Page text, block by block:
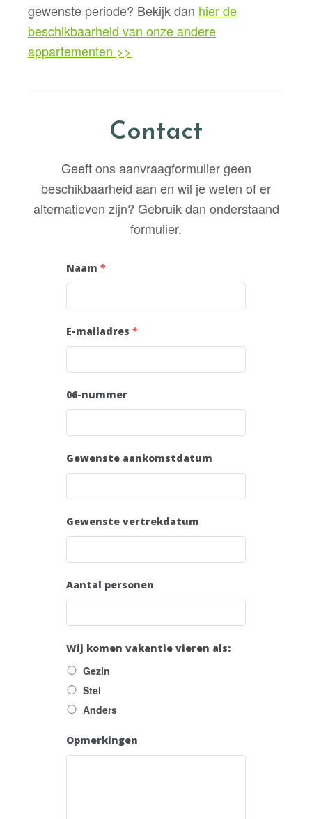
gewenste periode? Bekijk dan hier de
beschikbaarheid van onze andere
appartementen >>
Contact
Geeft ons aanvraagformulier geen
beschikbaarheid aan en wil je weten of er
alternatieven zijn? Gebruik dan onderstaand
formulier.
Naam *
E-mailadres *
06-nummer
Gewenste aankomstdatum
Gewenste vertrekdatum
Aantal personen
Wij komen vakantie vieren als:
Gezin
Stel
Anders
Opmerkingen